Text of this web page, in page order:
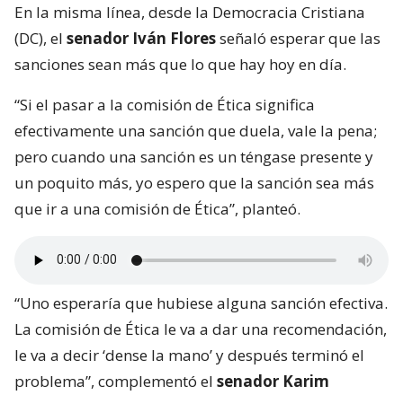
En la misma línea, desde la Democracia Cristiana
(DC), el senador Iván Floresseñaló esperar que las
sanciones sean más que lo que hay hoy en día.
“Si el pasar a la comisión de Ética significa
efectivamente una sanción que duela, vale la pena;
pero cuando una sanción es un téngase presente y
un poquito más, yo espero que la sanción sea más
que ir a una comisión de Ética”, planteó.
“Uno esperaría que hubiese alguna sanción efectiva.
La comisión de Ética le va a dar una recomendación,
le va a decir ‘dense la mano’ y después terminó el
problema”, complementó el senador Karim